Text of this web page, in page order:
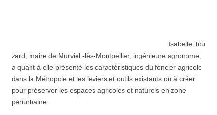
Isabelle Tou
zard, maire de Murviel -lès-Montpellier, ingénieure agronome,
a quant à elle présenté les caractéristiques du foncier agricole
dans la Métropole et les leviers et outils existants ou à créer
pour préserver les espaces agricoles et naturels en zone
périurbaine.